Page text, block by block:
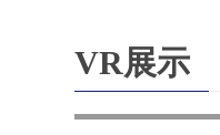
VR展示